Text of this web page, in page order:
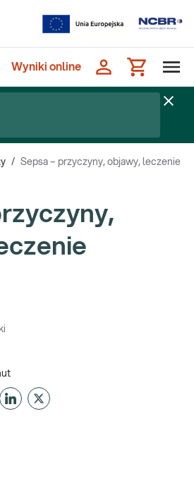
Wyniki online
/ Sepsa – przyczyny, objawy, leczenie